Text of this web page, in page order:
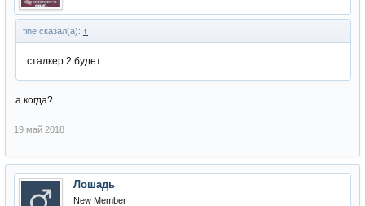
fine сказал(а): ↑
сталкер 2 будет
а когда?
19 май 2018
Лошадь
New Member